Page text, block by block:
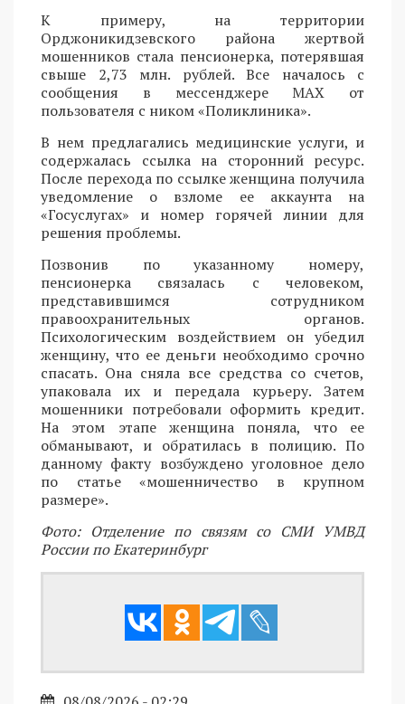
К примеру, на территории
Орджоникидзевского района жертвой
мошенников стала пенсионерка, потерявшая
свыше 2,73 млн. рублей. Все началось с
сообщения в мессенджере MAX от
пользователя с ником «Поликлиника».
В нем предлагались медицинские услуги, и
содержалась ссылка на сторонний ресурс.
После перехода по ссылке женщина получила
уведомление о взломе ее аккаунта на
«Госуслугах» и номер горячей линии для
решения проблемы.
Позвонив по указанному номеру,
пенсионерка связалась с человеком,
представившимся сотрудником
правоохранительных органов.
Психологическим воздействием он убедил
женщину, что ее деньги необходимо срочно
спасать. Она сняла все средства со счетов,
упаковала их и передала курьеру. Затем
мошенники потребовали оформить кредит.
На этом этапе женщина поняла, что ее
обманывают, и обратилась в полицию. По
данному факту возбуждено уголовное дело
по статье «мошенничество в крупном
размере».
Фото: Отделение по связям со СМИ УМВД
России по Екатеринбург